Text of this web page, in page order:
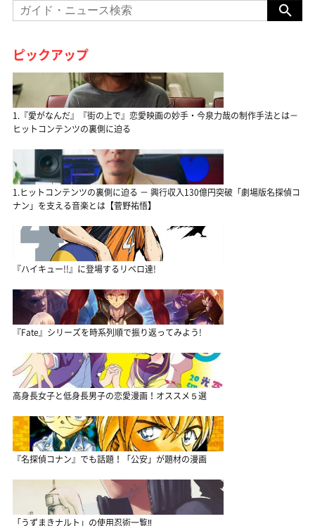
ピックアップ
1.『愛がなんだ』『街の上で』恋愛映画の妙手・今泉力哉の制作手法とは－
ヒットコンテンツの裏側に迫る
1.ヒットコンテンツの裏側に迫る － 興行収入130億円突破「劇場版名探偵コ
ナン」を支える音楽とは【菅野祐悟】
『ハイキュー!!』に登場するリベロ達!
『Fate』シリーズを時系列順で振り返ってみよう!
高身長女子と低身長男子の恋愛漫画！オススメ５選
『名探偵コナン』でも話題！「公安」が題材の漫画
「うずまきナルト」の使用忍術一覧‼